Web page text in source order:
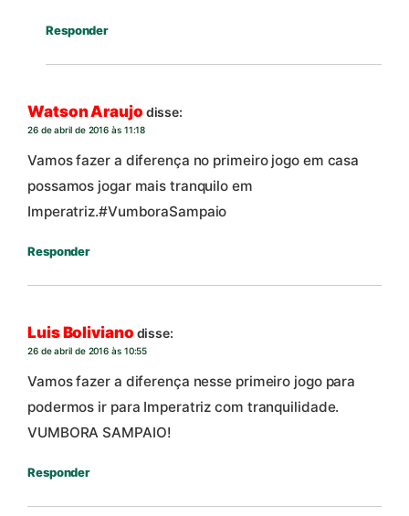
Responder
Watson Araujo disse:
26 de abril de 2016 às 11:18
Vamos fazer a diferença no primeiro jogo em casa
possamos jogar mais tranquilo em
Imperatriz.#VumboraSampaio
Responder
Luis Boliviano disse:
26 de abril de 2016 às 10:55
Vamos fazer a diferença nesse primeiro jogo para
podermos ir para Imperatriz com tranquilidade.
VUMBORA SAMPAIO!
Responder